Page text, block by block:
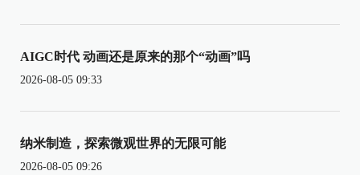
AIGC时代 动画还是原来的那个“动画”吗
2026-08-05 09:33
纳米制造，探索微观世界的无限可能
2026-08-05 09:26